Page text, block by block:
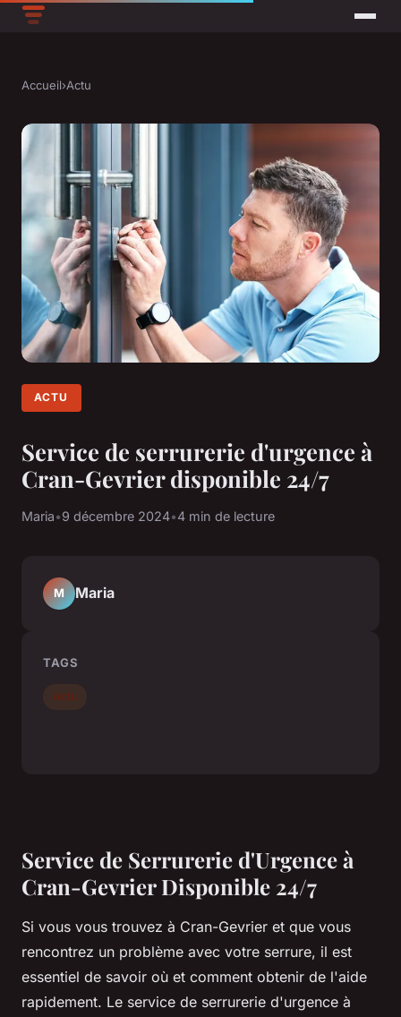
Accueil›Actu
ACTU
Service de serrurerie d'urgence à
Cran-Gevrier disponible 24/7
Maria•9 décembre 2024•4 min de lecture
Service de Serrurerie d'Urgence à
Cran-Gevrier Disponible 24/7
Si vous vous trouvez à Cran-Gevrier et que vous
rencontrez un problème avec votre serrure, il est
essentiel de savoir où et comment obtenir de l'aide
rapidement. Le service de serrurerie d'urgence à
M Maria
TAGS
Actu